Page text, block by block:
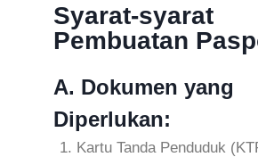
Syarat-syarat
Pembuatan
A. Dokumen yang
Diperlukan:
Kartu Tanda Penduduk